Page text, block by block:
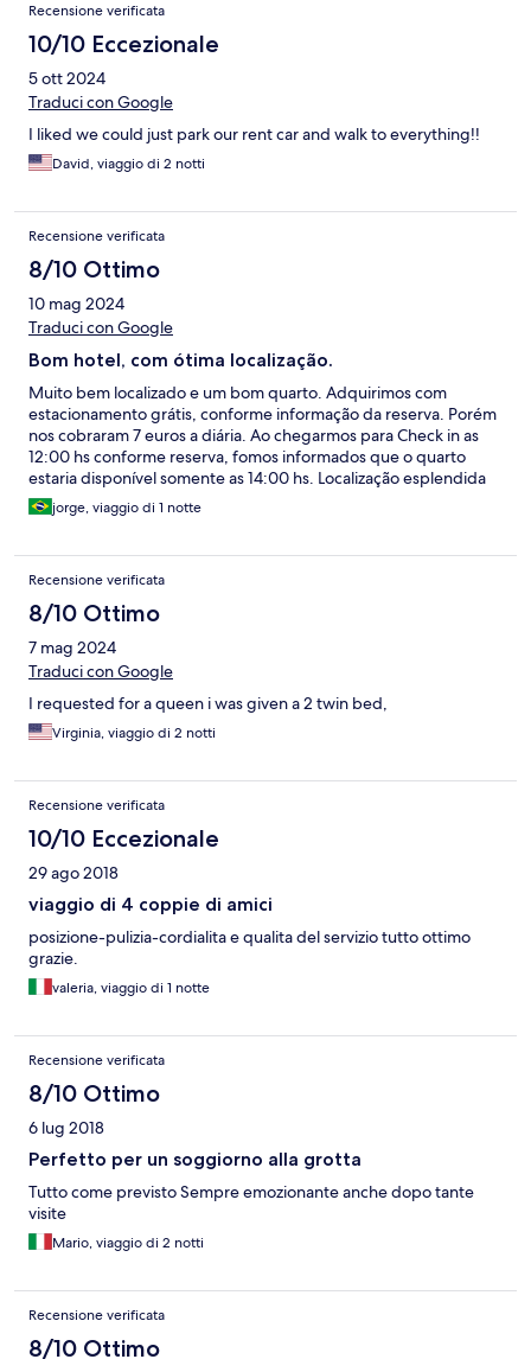
Recensione verificata
10/10 Eccezionale
5 ott 2024
Traduci con Google
I liked we could just park our rent car and walk to everything!!
David, viaggio di 2 notti
Recensione verificata
8/10 Ottimo
10 mag 2024
Traduci con Google
Bom hotel, com ótima localização.
Muito bem localizado e um bom quarto. Adquirimos com
estacionamento grátis, conforme informação da reserva. Porém
nos cobraram 7 euros a diária. Ao chegarmos para Check in as
12:00 hs conforme reserva, fomos informados que o quarto
estaria disponível somente as 14:00 hs. Localização esplendida
para fazer tudo a pé em Lourdes, com uma vista sensacional do
rio que passa na frente do Hotel.
jorge, viaggio di 1 notte
Recensione verificata
8/10 Ottimo
7 mag 2024
Traduci con Google
I requested for a queen i was given a 2 twin bed,
Virginia, viaggio di 2 notti
Recensione verificata
10/10 Eccezionale
29 ago 2018
viaggio di 4 coppie di amici
posizione-pulizia-cordialita e qualita del servizio tutto ottimo
grazie.
valeria, viaggio di 1 notte
Recensione verificata
8/10 Ottimo
6 lug 2018
Perfetto per un soggiorno alla grotta
Tutto come previsto Sempre emozionante anche dopo tante
visite
Mario, viaggio di 2 notti
Recensione verificata
8/10 Ottimo